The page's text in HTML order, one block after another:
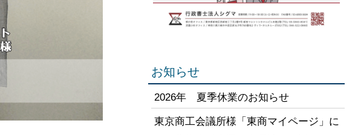
お知らせ
2026年 夏季休業のお知らせ
東京商工会議所様「東商マイページ」に